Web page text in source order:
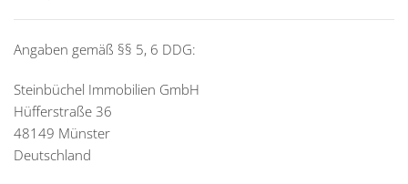
Angaben gemäß §§ 5, 6 DDG:
Steinbüchel Immobilien GmbH
Hüfferstraße 36
48149 Münster
Deutschland